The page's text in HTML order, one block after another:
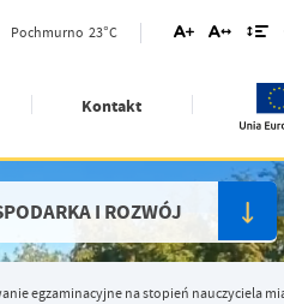
Pochmurno 23°C
Kontakt
I ROZWÓJ
egzaminacyjne na stopień nauczyciela